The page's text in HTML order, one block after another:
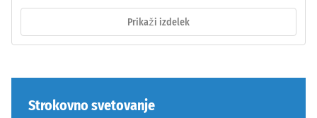
Prikaži izdelek
Strokovno svetovanje